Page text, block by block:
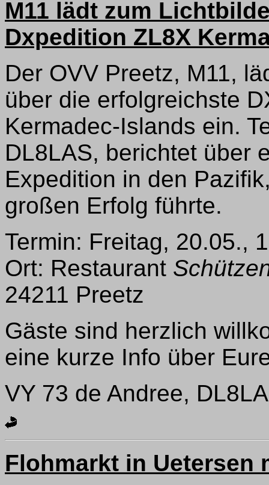
M11 lädt zum
Dxpedition ZL8X
Der OVV Preetz, M11,
über die erfolgreichste
Kermadec-Islands ein.
DL8LAS, berichtet über
Expedition in den
großen Erfolg führte.
Termin: Freitag, 20.05.,
Ort: Restaurant
24211 Preetz
Gäste sind herzlich
eine kurze Info über
VY 73 de Andree,
Flohmarkt in Uetersen